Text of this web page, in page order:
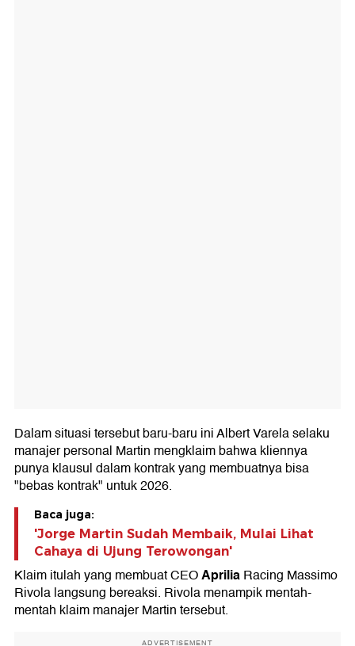
Dalam situasi tersebut baru-baru ini Albert Varela selaku
manajer personal Martin mengklaim bahwa kliennya
punya klausul dalam kontrak yang membuatnya bisa
"bebas kontrak" untuk 2026.
Baca juga:
'Jorge Martin Sudah Membaik, Mulai Lihat
Cahaya di Ujung Terowongan'
Klaim itulah yang membuat CEOApriliaRacing Massimo
Rivola langsung bereaksi. Rivola menampik mentah-
mentah klaim manajer Martin tersebut.
ADVERTISEMENT